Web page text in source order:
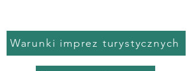
Warunki imprez turystycznych